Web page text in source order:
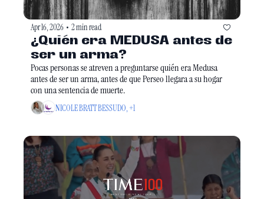
Apr 16, 2026 • 2 min read
¿Quién era MEDUSA antes de
ser un arma?
Pocas personas se atreven a preguntarse quién era Medusa
antes de ser un arma, antes de que Perseo llegara a su hogar
NICOLE BRATT BESSUDO, +1